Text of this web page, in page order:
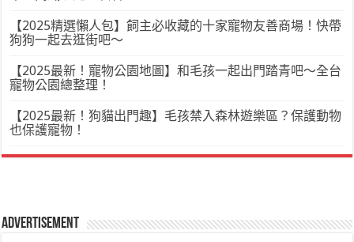
【2025精選懶人包】飼主必收藏的十家寵物友善商場！快帶
狗狗一起去逛街吧～
【2025最新！寵物公園地圖】和毛孩一起出門踏青吧～全台
寵物公園總整理！
【2025最新！狗貓出門趣】毛孩禁入森林遊樂區？保護動物
也保護寵物！
Advertisement